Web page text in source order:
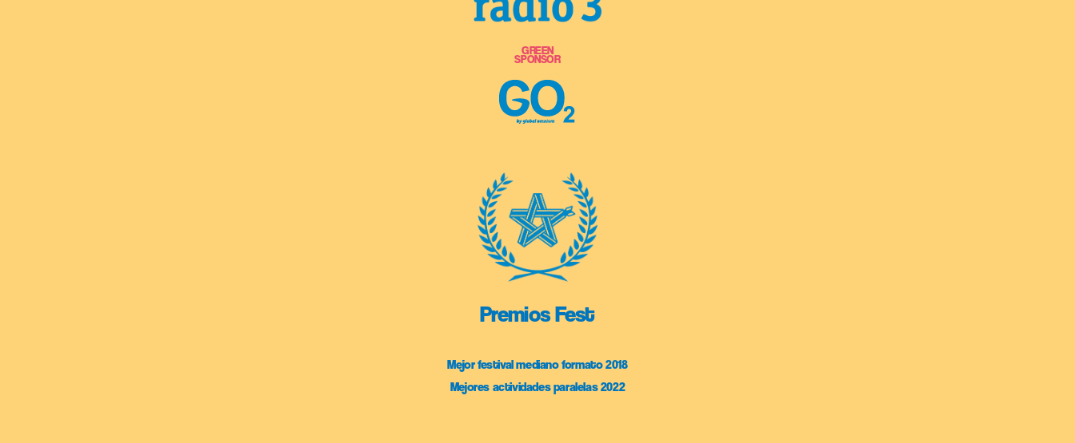
GREEN
SPONSOR
Premios Fest
Mejor festival mediano formato 2018
Mejores actividades paralelas 2022